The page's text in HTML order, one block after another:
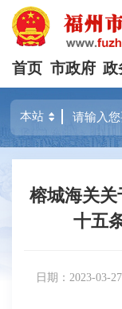
首页 市政府 政
榕城海关
十五
日期：2023-03-